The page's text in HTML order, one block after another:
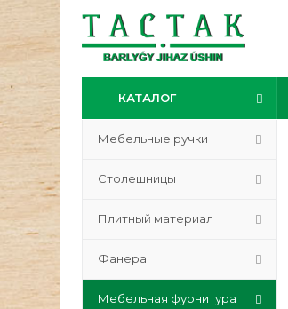
КАТАЛОГ
Мебельные ручки
Столешницы
Плитный материал
Фанера
Мебельная фурнитура